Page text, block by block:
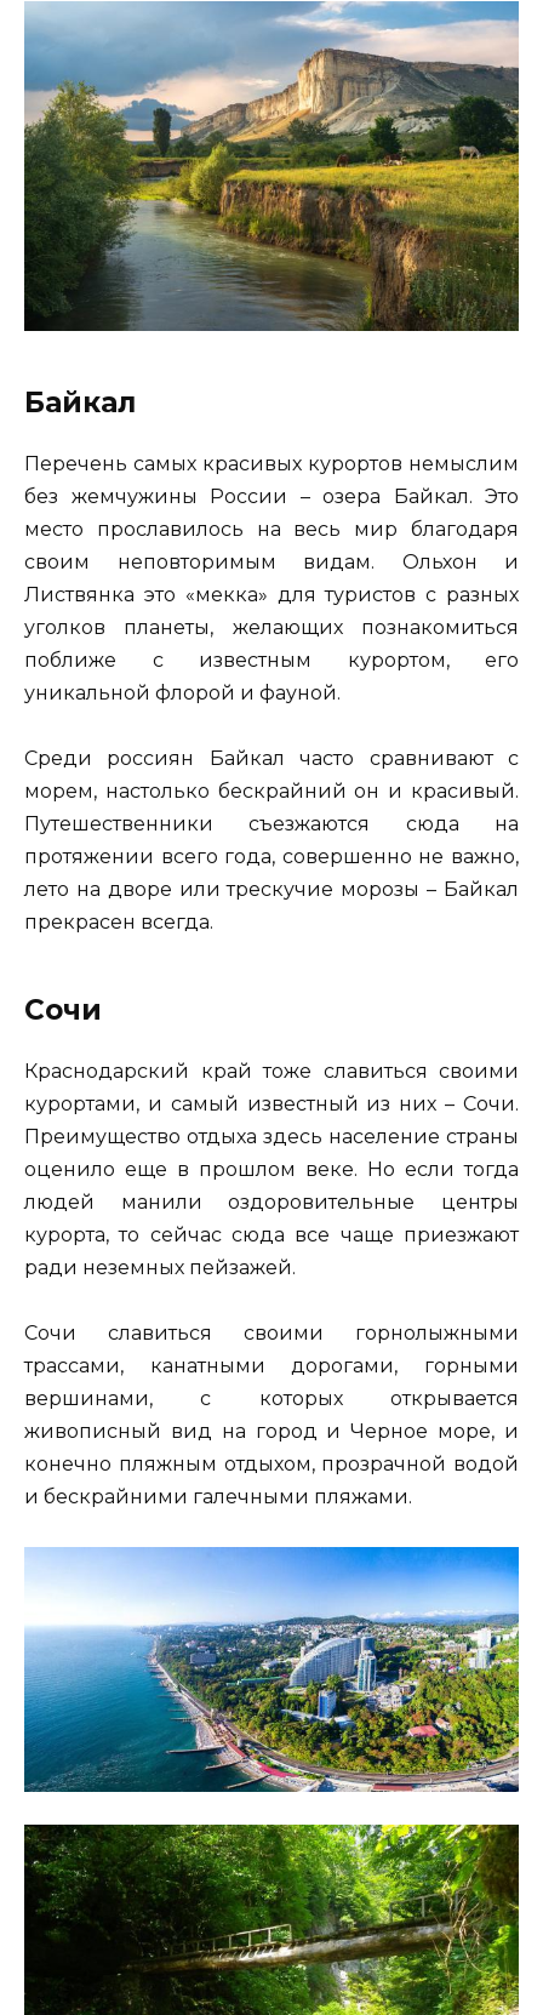
Байкал
Перечень самых красивых курортов немыслим
без жемчужины России – озера Байкал. Это
место прославилось на весь мир благодаря
своим неповторимым видам. Ольхон и
Листвянка это «мекка» для туристов с разных
уголков планеты, желающих познакомиться
поближе с известным курортом, его
уникальной флорой и фауной.
Среди россиян Байкал часто сравнивают с
морем, настолько бескрайний он и красивый.
Путешественники съезжаются сюда на
протяжении всего года, совершенно не важно,
лето на дворе или трескучие морозы – Байкал
прекрасен всегда.
Сочи
Краснодарский край тоже славиться своими
курортами, и самый известный из них – Сочи.
Преимущество отдыха здесь население страны
оценило еще в прошлом веке. Но если тогда
людей манили оздоровительные центры
курорта, то сейчас сюда все чаще приезжают
ради неземных пейзажей.
Сочи славиться своими горнолыжными
трассами, канатными дорогами, горными
вершинами, с которых открывается
живописный вид на город и Черное море, и
конечно пляжным отдыхом, прозрачной водой
и бескрайними галечными пляжами.